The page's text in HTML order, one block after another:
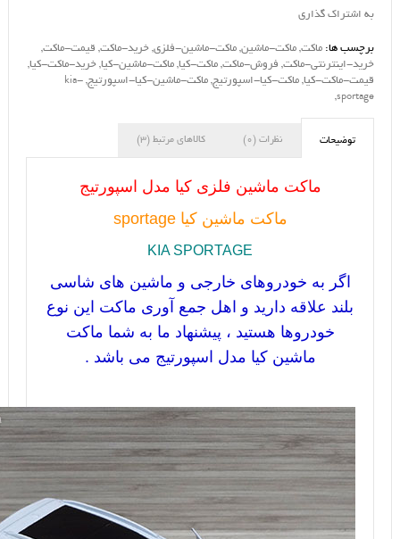
به اشتراک گذاری
برچسب ها: ماکت, ماکت-ماشین, ماکت-ماشین-فلزی, خرید-ماکت, قیمت-ماکت,
خرید-اینترنتی-ماکت, فروش-ماکت, ماکت-کیا, ماکت-ماشین-کیا, خرید-ماکت-کیا,
قیمت-ماکت-کیا, ماکت-کیا-اسپورتیج, ماکت-ماشین-کیا-اسپورتیج,
kia-
sportage
,
توضیحات نظرات (0) کالاهای مرتبط (3)
ماکت ماشین فلزی کیا مدل اسپورتیج
ماکت ماشین کیاsportage
KIA SPORTAGE
اگر به خودروهای خارجی و ماشین های شاسی
بلند علاقه دارید و اهل جمع آوری ماکت این نوع
خودروها هستید ، پیشنهاد ما به شما ماکت
ماشین کیا مدل اسپورتیج می باشد .